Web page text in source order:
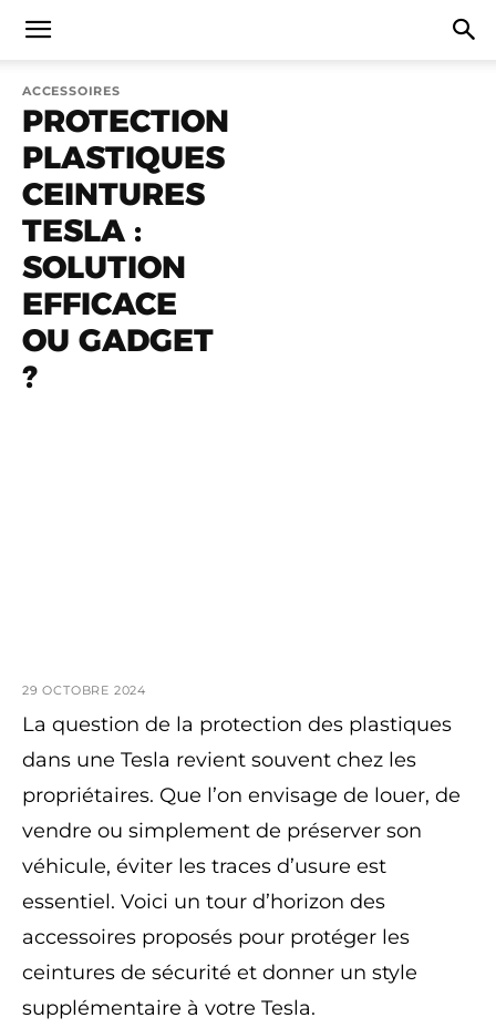
ACCESSOIRES
PROTECTION
PLASTIQUES
CEINTURES
TESLA :
SOLUTION
EFFICACE
OU GADGET
?
29 OCTOBRE 2024
La question de la protection des plastiques
dans une Tesla revient souvent chez les
propriétaires. Que l’on envisage de louer, de
vendre ou simplement de préserver son
véhicule, éviter les traces d’usure est
essentiel. Voici un tour d’horizon des
accessoires proposés pour protéger les
ceintures de sécurité et donner un style
supplémentaire à votre Tesla.